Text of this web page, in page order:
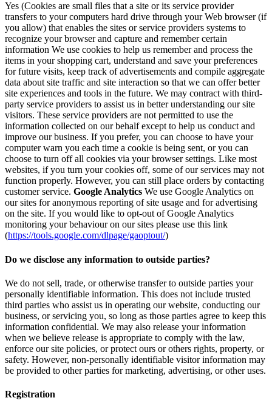
Yes (Cookies are small files that a site or its service provider
transfers to your computers hard drive through your Web browser (if
you allow) that enables the sites or service providers systems to
recognize your browser and capture and remember certain
information We use cookies to help us remember and process the
items in your shopping cart, understand and save your preferences
for future visits, keep track of advertisements and compile aggregate
data about site traffic and site interaction so that we can offer better
site experiences and tools in the future. We may contract with third-
party service providers to assist us in better understanding our site
visitors. These service providers are not permitted to use the
information collected on our behalf except to help us conduct and
improve our business. If you prefer, you can choose to have your
computer warn you each time a cookie is being sent, or you can
choose to turn off all cookies via your browser settings. Like most
websites, if you turn your cookies off, some of our services may not
function properly. However, you can still place orders by contacting
customer service. Google Analytics We use Google Analytics on
our sites for anonymous reporting of site usage and for advertising
on the site. If you would like to opt-out of Google Analytics
monitoring your behaviour on our sites please use this link
(https://tools.google.com/dlpage/gaoptout/)
Do we disclose any information to outside parties?
We do not sell, trade, or otherwise transfer to outside parties your
personally identifiable information. This does not include trusted
third parties who assist us in operating our website, conducting our
business, or servicing you, so long as those parties agree to keep this
information confidential. We may also release your information
when we believe release is appropriate to comply with the law,
enforce our site policies, or protect ours or others rights, property, or
safety. However, non-personally identifiable visitor information may
be provided to other parties for marketing, advertising, or other uses.
Registration